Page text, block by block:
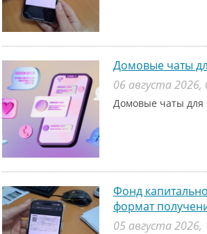
Домовые чаты
06 августа 2026,
Домовые чаты для
Фонд
формат
05 августа 2026,